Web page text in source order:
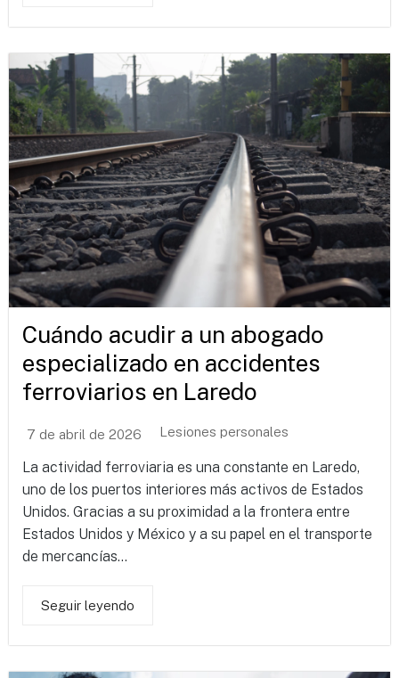
Cuándo acudir a un abogado
especializado en accidentes
ferroviarios en Laredo
7 de abril de 2026 Lesiones personales
La actividad ferroviaria es una constante en Laredo,
uno de los puertos interiores más activos de Estados
Unidos. Gracias a su proximidad a la frontera entre
Estados Unidos y México y a su papel en el transporte
de mercancías...
Seguir leyendo